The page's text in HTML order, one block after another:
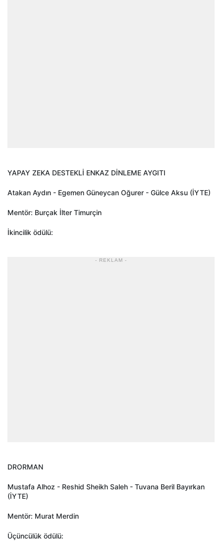
YAPAY ZEKA DESTEKLİ ENKAZ DİNLEME AYGITI
Atakan Aydın - Egemen Güneycan Oğurer - Gülce Aksu (İYTE)
Mentör: Burçak İlter Timurçin
İkincilik ödülü:
- REKLAM -
DRORMAN
Mustafa Alhoz - Reshid Sheikh Saleh - Tuvana Beril Bayırkan
(İYTE)
Mentör: Murat Merdin
Üçüncülük ödülü: